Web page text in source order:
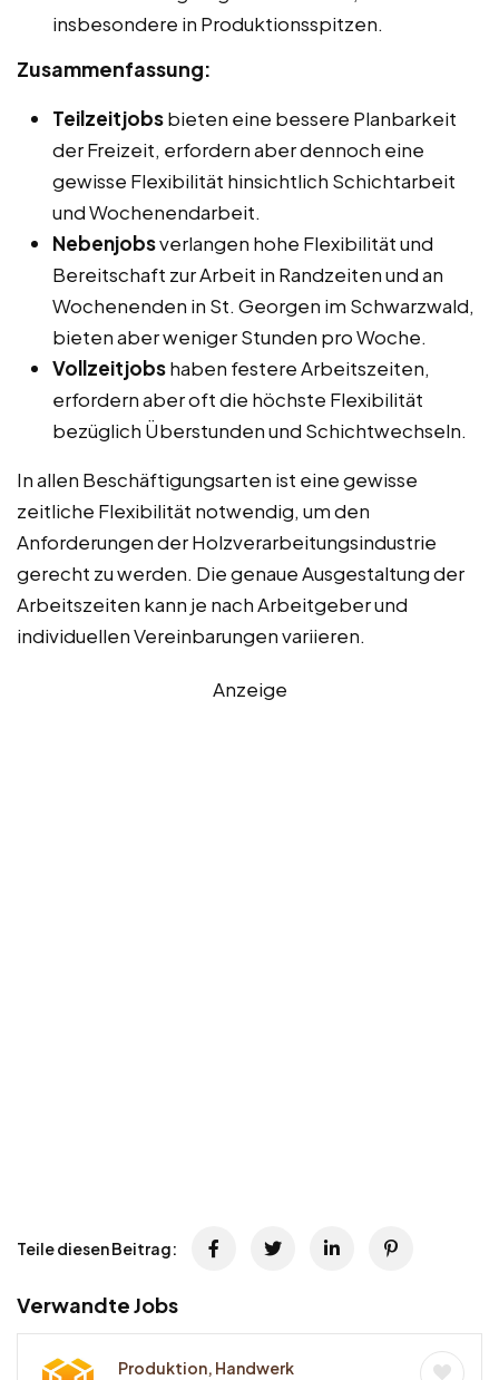
insbesondere in Produktionsspitzen.
Zusammenfassung:
Teilzeitjobsbieten eine bessere Planbarkeit
der Freizeit, erfordern aber dennoch eine
gewisse Flexibilität hinsichtlich Schichtarbeit
und Wochenendarbeit.
Nebenjobsverlangen hohe Flexibilität und
Bereitschaft zur Arbeit in Randzeiten und an
Wochenenden in St. Georgen im Schwarzwald,
bieten aber weniger Stunden pro Woche.
Vollzeitjobshaben festere Arbeitszeiten,
erfordern aber oft die höchste Flexibilität
bezüglich Überstunden und Schichtwechseln.
In allen Beschäftigungsarten ist eine gewisse
zeitliche Flexibilität notwendig, um den
Anforderungen der Holzverarbeitungsindustrie
gerecht zu werden. Die genaue Ausgestaltung der
Arbeitszeiten kann je nach Arbeitgeber und
individuellen Vereinbarungen variieren.
Anzeige
Teile diesen Beitrag:
Verwandte Jobs
Produktion, Handwerk